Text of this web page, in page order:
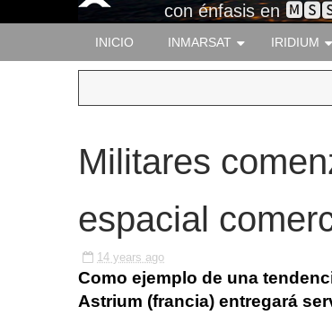
con énfasis en
INICIO INMARSAT IRIDIUM
Militares
espacial
14 years ago
Como ejemplo de una
Astrium (francia) entregará